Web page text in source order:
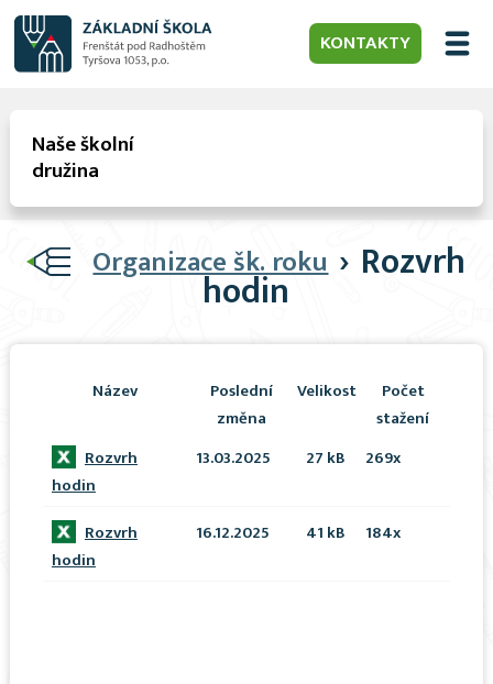
KONTAKTY
Naše školní
družina
Organizace šk. roku › Rozvrh
hodin
Název
Poslední
změna
Velikost
Počet
stažení
Rozvrh
hodin
13.03.2025 27 kB 269x
Rozvrh
hodin
16.12.2025 41 kB 184x